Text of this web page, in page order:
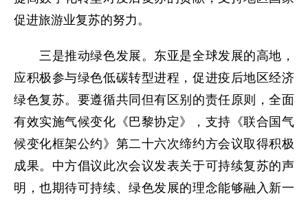
促进旅游业复苏的努力。
三是推动绿色发展。东亚是全球发展的高地，
应积极参与绿色低碳转型进程，促进疫后地区经济
绿色复苏。要遵循共同但有区别的责任原则，全面
有效实施气候变化《巴黎协定》，支持《联合国气
候变化框架公约》第二十六次缔约方会议取得积极
成果。中方倡议此次会议发表关于可持续复苏的声
明，也期待可持续、绿色发展的理念能够融入新一